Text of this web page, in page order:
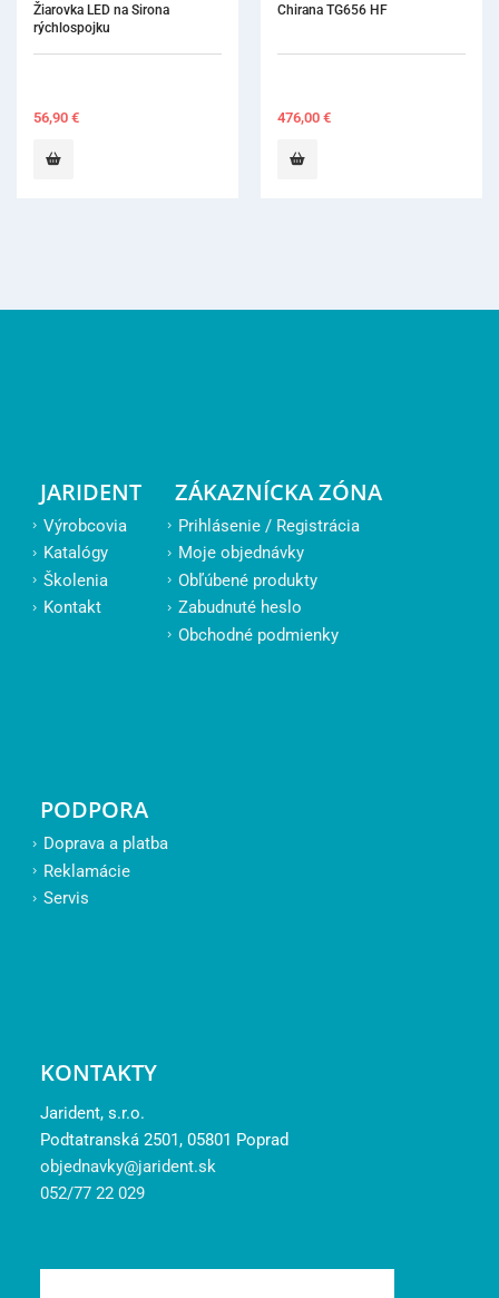
Žiarovka LED na Sirona
rýchlospojku
56,90 €
Chirana TG656 HF
476,00 €
JARIDENT
Výrobcovia
Katalógy
Školenia
Kontakt
ZÁKAZNÍCKA ZÓNA
Prihlásenie / Registrácia
Moje objednávky
Obľúbené produkty
Zabudnuté heslo
Obchodné podmienky
PODPORA
Doprava a platba
Reklamácie
Servis
KONTAKTY
Jarident, s.r.o.
Podtatranská 2501, 05801 Poprad
objednavky@jarident.sk
052/77 22 029